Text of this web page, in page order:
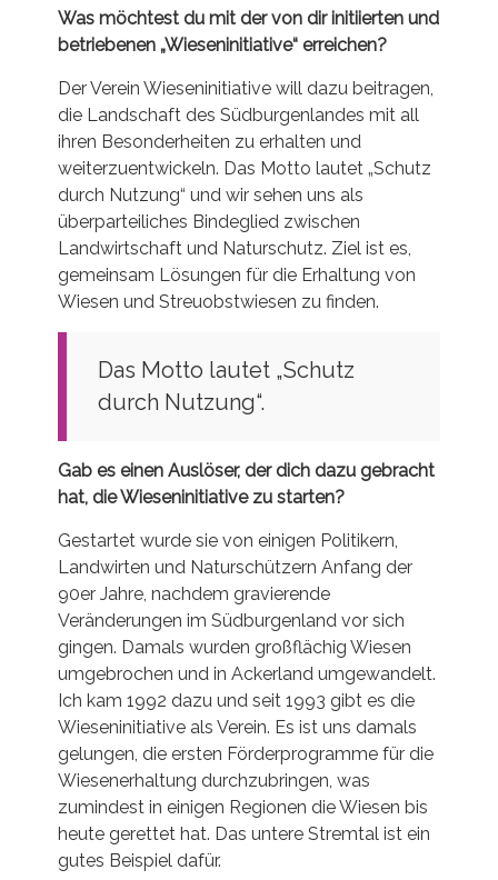
Was möchtest du mit der von dir initiierten und
betriebenen „Wieseninitiative“ erreichen?
Der Verein Wieseninitiative will dazu beitragen,
die Landschaft des Südburgenlandes mit all
ihren Besonderheiten zu erhalten und
weiterzuentwickeln. Das Motto lautet „Schutz
durch Nutzung“ und wir sehen uns als
überparteiliches Bindeglied zwischen
Landwirtschaft und Naturschutz. Ziel ist es,
gemeinsam Lösungen für die Erhaltung von
Wiesen und Streuobstwiesen zu finden.
Das Motto lautet „Schutz
durch Nutzung“.
Gab es einen Auslöser, der dich dazu gebracht
hat, die Wieseninitiative zu starten?
Gestartet wurde sie von einigen Politikern,
Landwirten und Naturschützern Anfang der
90er Jahre, nachdem gravierende
Veränderungen im Südburgenland vor sich
gingen. Damals wurden großflächig Wiesen
umgebrochen und in Ackerland umgewandelt.
Ich kam 1992 dazu und seit 1993 gibt es die
Wieseninitiative als Verein. Es ist uns damals
gelungen, die ersten Förderprogramme für die
Wiesenerhaltung durchzubringen, was
zumindest in einigen Regionen die Wiesen bis
heute gerettet hat. Das untere Stremtal ist ein
gutes Beispiel dafür.